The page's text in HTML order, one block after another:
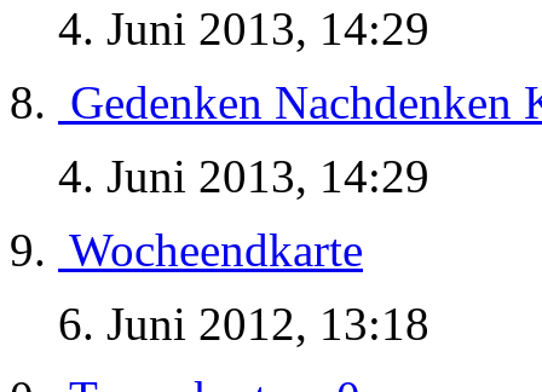
4. Juni 2013, 14:29
Gedenken Nachdenken
4. Juni 2013, 14:29
Wocheendkarte
6. Juni 2012, 13:18